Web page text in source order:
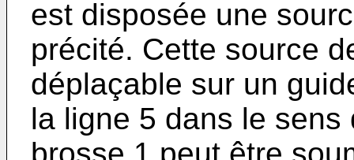
est disposée une
précité. Cette source
déplaçable sur un
la ligne 5 dans le
brosse 1 peut être